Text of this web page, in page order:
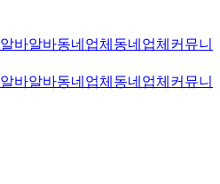
알바알바동네업체 동네업체 커뮤니
알바알바동네업체 동네업체 커뮤니